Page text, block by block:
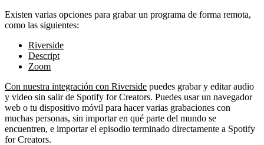
Existen varias opciones para grabar un programa de forma remota,
como las siguientes:
Riverside
Descript
Zoom
Con nuestra integración con Riverside puedes grabar y editar audio
y video sin salir de Spotify for Creators. Puedes usar un navegador
web o tu dispositivo móvil para hacer varias grabaciones con
muchas personas, sin importar en qué parte del mundo se
encuentren, e importar el episodio terminado directamente a Spotify
for Creators.